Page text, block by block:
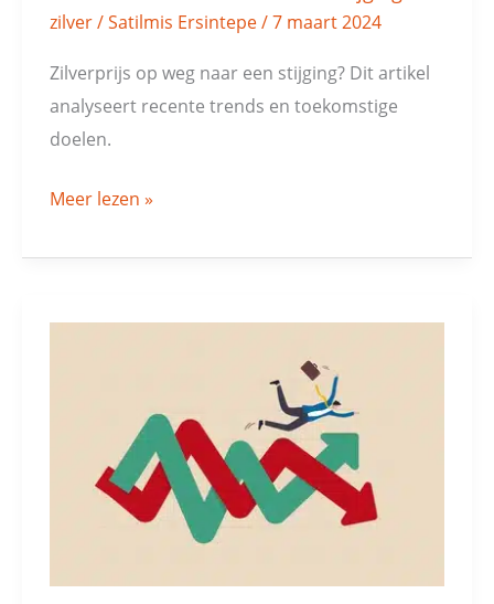
zilver/Satilmis Ersintepe/7 maart 2024
Zilverprijs op weg naar een stijging? Dit artikel
analyseert recente trends en toekomstige
doelen.
Meer lezen »